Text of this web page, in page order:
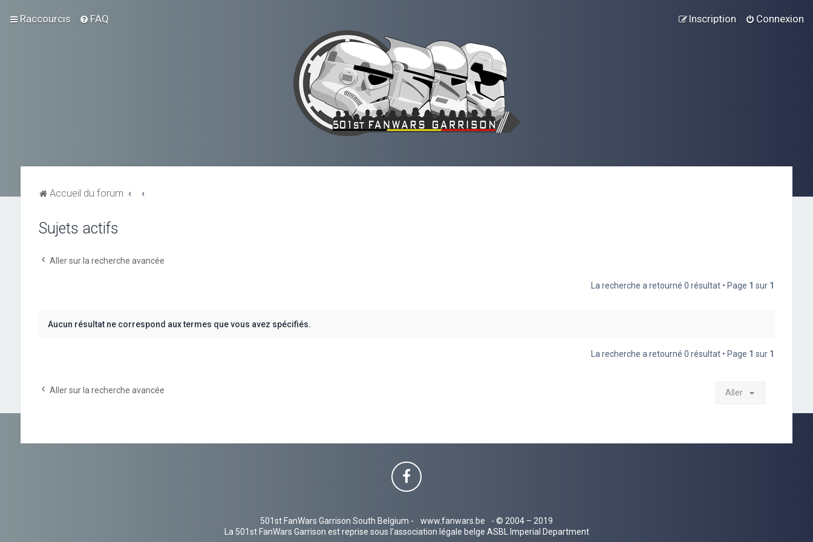
Raccourcis FAQ Connexion
Inscription
Accueil du forum
Sujets actifs
Aller sur la recherche avancée
La recherche a retourné 0 résultat • Page 1 sur 1
Aucun résultat ne correspond aux termes que vous avez spécifiés.
La recherche a retourné 0 résultat • Page 1 sur 1
Aller sur la recherche avancée Aller
501st FanWars Garrison South Belgium - www.fanwars.be
- © 2004 – 2019
La 501st FanWars Garrison est reprise sous l'association légale belge ASBL Imperial Department